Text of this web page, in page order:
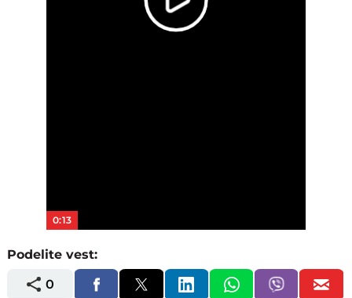
Play
0:13
Podelite vest:
0